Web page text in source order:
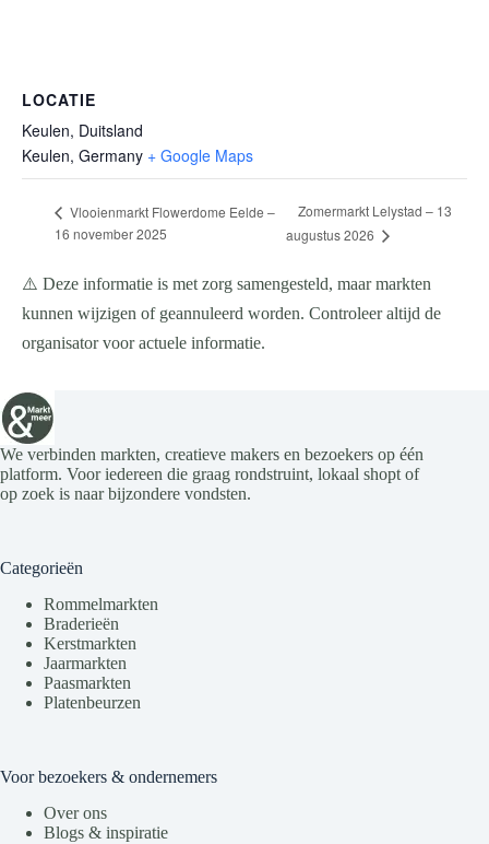
LOCATIE
Keulen, Duitsland
Keulen, Germany + Google Maps
Vlooienmarkt Flowerdome Eelde –
16 november 2025
Zomermarkt Lelystad – 13
augustus 2026
⚠️ Deze informatie is met zorg samengesteld, maar markten
kunnen wijzigen of geannuleerd worden. Controleer altijd de
organisator voor actuele informatie.
We verbinden markten, creatieve makers en bezoekers op één
platform. Voor iedereen die graag rondstruint, lokaal shopt of
op zoek is naar bijzondere vondsten.
Categorieën
Rommelmarkten
Braderieën
Kerstmarkten
Jaarmarkten
Paasmarkten
Platenbeurzen
Voor bezoekers & ondernemers
Over ons
Blogs & inspiratie